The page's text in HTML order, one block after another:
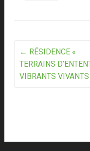
Post
← RÉSIDENCE «
TERRAINS
VIBRANTS VIVANTS